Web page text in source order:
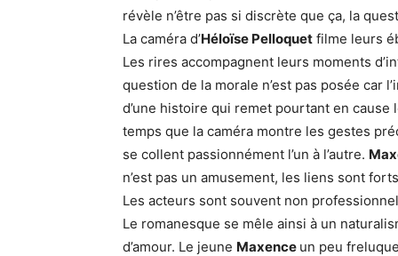
révèle n’être pas si discrète que ça, la
La caméra d’Héloïse Pelloquet filme leurs
Les rires accompagnent leurs moments
question de la morale n’est pas posée car
d’une histoire qui remet pourtant en cause
temps que la caméra montre les gestes
se collent passionnément l’un à l’autre.
n’est pas un amusement, les liens sont
Les acteurs sont souvent non
Le romanesque se mêle ainsi à un
d’amour. Le jeune Maxence un peu